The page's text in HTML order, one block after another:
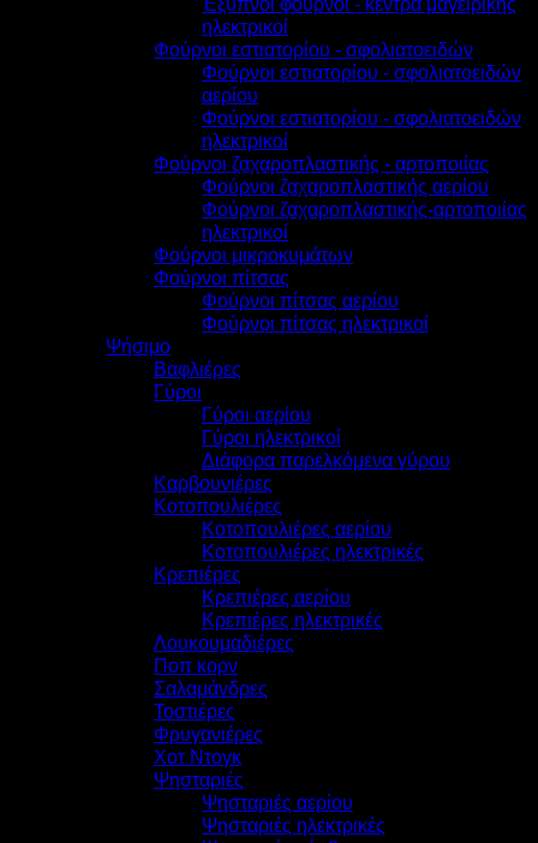
ηλεκτρικοί
Φούρνοι εστιατορίου - σφολιατοειδών
Φούρνοι εστιατορίου - σφολιατοειδών
αερίου
Φούρνοι εστιατορίου - σφολιατοειδών
ηλεκτρικοί
Φούρνοι ζαχαροπλαστικής - αρτοποιίας
Φούρνοι ζαχαροπλαστικής αερίου
Φούρνοι ζαχαροπλαστικής-αρτοποιίας
ηλεκτρικοί
Φούρνοι μικροκυμάτων
Φούρνοι πίτσας
Φούρνοι πίτσας αερίου
Φούρνοι πίτσας ηλεκτρικοί
Ψήσιμο
Βαφλιέρες
Γύροι
Γύροι αερίου
Γύροι ηλεκτρικοί
Διάφορα παρελκόμενα γύρου
Καρβουνιέρες
Κοτοπουλιέρες
Κοτοπουλιέρες αερίου
Κοτοπουλιέρες ηλεκτρικές
Κρεπιέρες
Κρεπιέρες αερίου
Κρεπιέρες ηλεκτρικές
Λουκουμαδιέρες
Ποπ κορν
Σαλαμάνδρες
Τοστιέρες
Φρυγανιέρες
Χοτ Ντογκ
Ψησταριές
Ψησταριές αερίου
Ψησταριές ηλεκτρικές